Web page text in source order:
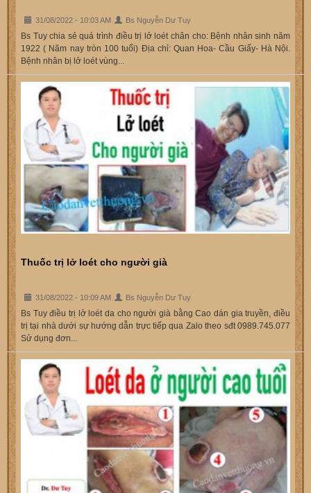
31/08/2022 - 10:03 AM Bs Nguyễn Dư Tuy
Bs Tuy chia sẻ quá trình điều trị lở loét chân cho: Bệnh nhân sinh năm
1922 ( Năm nay tròn 100 tuổi) Địa chỉ: Quan Hoa- Cầu Giấy- Hà Nội.
Bệnh nhân bị lở loét vùng...
Thuốc trị lở loét cho người già
31/08/2022 - 10:09 AM Bs Nguyễn Dư Tuy
Bs Tuy điều trị lở loét da cho người già bằng Cao dán gia truyền, điều
trị tại nhà dưới sự hướng dẫn trực tiếp qua Zalo theo sđt 0989.745.077
Sử dụng đơn...